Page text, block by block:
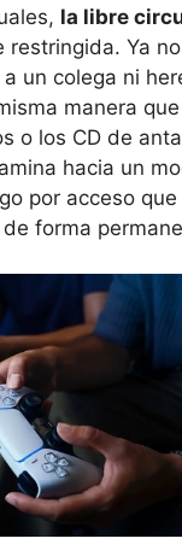
la libre
restringida. Ya
un colega ni
manera
o los CD de
hacia un
por acceso
forma